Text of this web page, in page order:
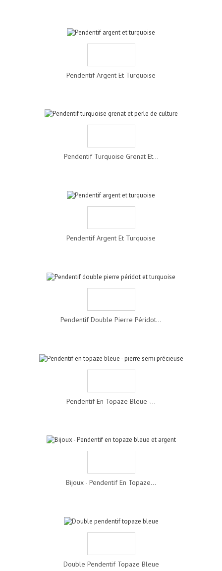
Pendentif Argent Et Turquoise
Pendentif Turquoise Grenat Et...
Pendentif Argent Et Turquoise
Pendentif Double Pierre Péridot...
Pendentif En Topaze Bleue -...
Bijoux - Pendentif En Topaze...
Double Pendentif Topaze Bleue